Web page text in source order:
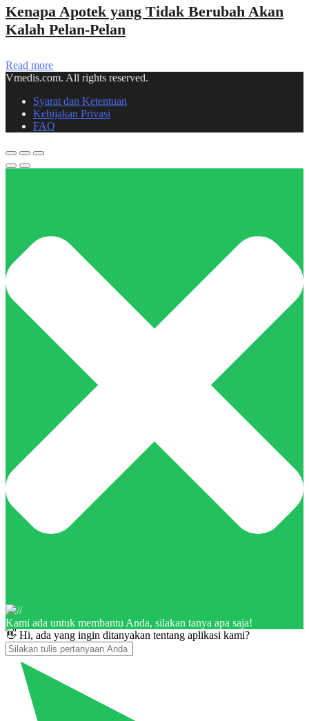
Kenapa Apotek yang Tidak Berubah Akan
Kalah Pelan-Pelan
Read more
Vmedis.com. All rights reserved.
Syarat dan Ketentuan
Kebijakan Privasi
FAQ
Kami ada untuk membantu Anda, silakan tanya apa saja!
👋 Hi, ada yang ingin ditanyakan tentang aplikasi kami?